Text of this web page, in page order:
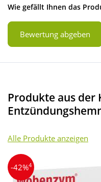
Wie gefällt Ihnen das
Bewertung abgeben
Produkte aus der
Alle Produkte anzeigen
-42%4